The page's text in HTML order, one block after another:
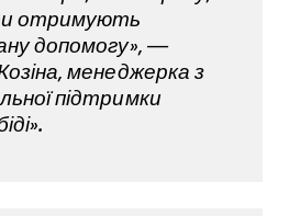
отримують
допомогу», —
менеджерка з
підтримки